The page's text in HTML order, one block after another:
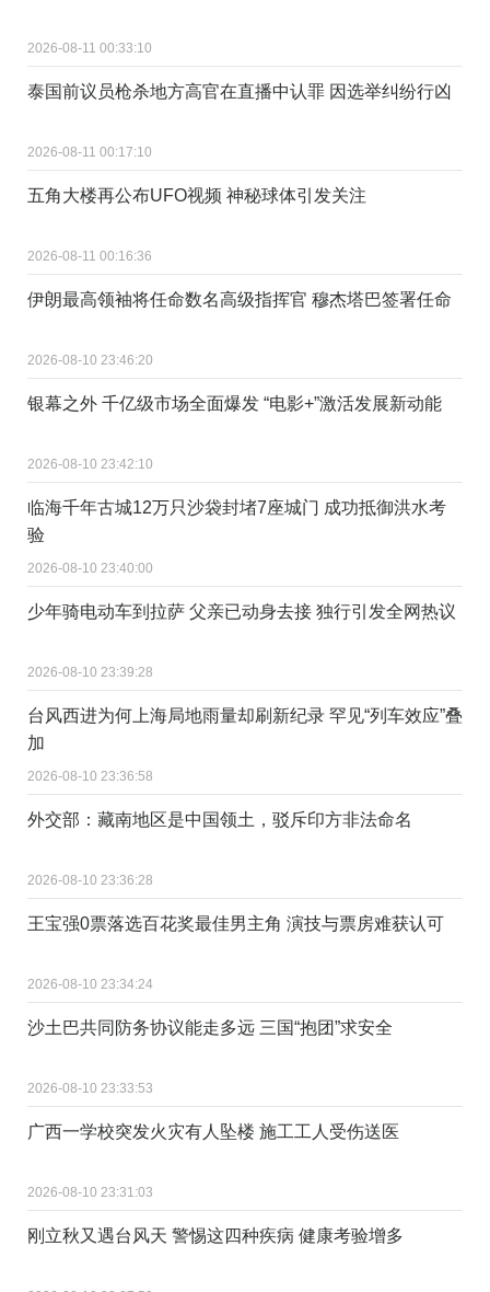
2026-08-11 00:33:10
泰国前议员枪杀地方高官在直播中认罪 因选举纠纷行凶
2026-08-11 00:17:10
五角大楼再公布UFO视频 神秘球体引发关注
2026-08-11 00:16:36
伊朗最高领袖将任命数名高级指挥官 穆杰塔巴签署任命
2026-08-10 23:46:20
银幕之外 千亿级市场全面爆发 “电影+”激活发展新动能
2026-08-10 23:42:10
临海千年古城12万只沙袋封堵7座城门 成功抵御洪水考
验
2026-08-10 23:40:00
少年骑电动车到拉萨 父亲已动身去接 独行引发全网热议
2026-08-10 23:39:28
台风西进为何上海局地雨量却刷新纪录 罕见“列车效应”叠
加
2026-08-10 23:36:58
外交部：藏南地区是中国领土，驳斥印方非法命名
2026-08-10 23:36:28
王宝强0票落选百花奖最佳男主角 演技与票房难获认可
2026-08-10 23:34:24
沙土巴共同防务协议能走多远 三国“抱团”求安全
2026-08-10 23:33:53
广西一学校突发火灾有人坠楼 施工工人受伤送医
2026-08-10 23:31:03
刚立秋又遇台风天 警惕这四种疾病 健康考验增多